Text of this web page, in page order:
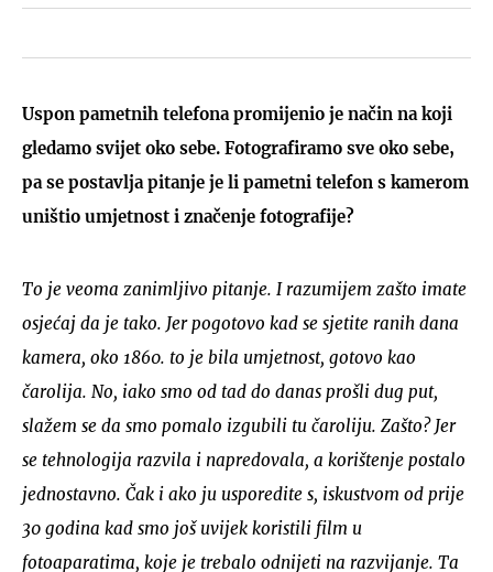
Uspon pametnih telefona promijenio je način na koji
gledamo svijet oko sebe. Fotografiramo sve oko sebe,
pa se postavlja pitanje je li pametni telefon s kamerom
uništio umjetnost i značenje fotografije?
To je veoma zanimljivo pitanje. I razumijem zašto imate
osjećaj da je tako. Jer pogotovo kad se sjetite ranih dana
kamera, oko 1860. to je bila umjetnost, gotovo kao
čarolija. No, iako smo od tad do danas prošli dug put,
slažem se da smo pomalo izgubili tu čaroliju. Zašto? Jer
se tehnologija razvila i napredovala, a korištenje postalo
jednostavno. Čak i ako ju usporedite s, iskustvom od prije
30 godina kad smo još uvijek koristili film u
fotoaparatima, koje je trebalo odnijeti na razvijanje. Ta